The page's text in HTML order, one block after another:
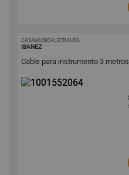
CASAMUSICALSTRAUSS
IBANEZ
Cable para instrumento 3